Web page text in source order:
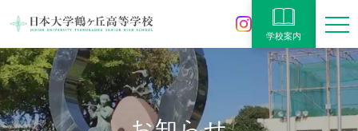
学校案内